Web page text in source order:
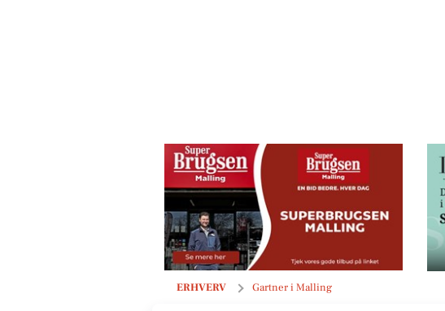
ERHVERV Gartner i Malling
A.P. Schmidt International